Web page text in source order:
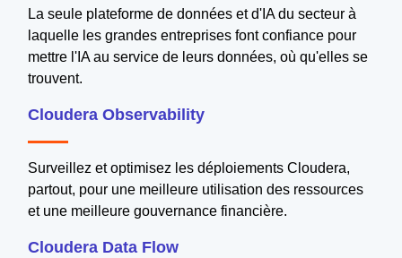
La seule plateforme de données et d'IA du secteur à
laquelle les grandes entreprises font confiance pour
mettre l'IA au service de leurs données, où qu'elles se
trouvent.
Cloudera Observability
Surveillez et optimisez les déploiements Cloudera,
partout, pour une meilleure utilisation des ressources
et une meilleure gouvernance financière.
Cloudera Data Flow